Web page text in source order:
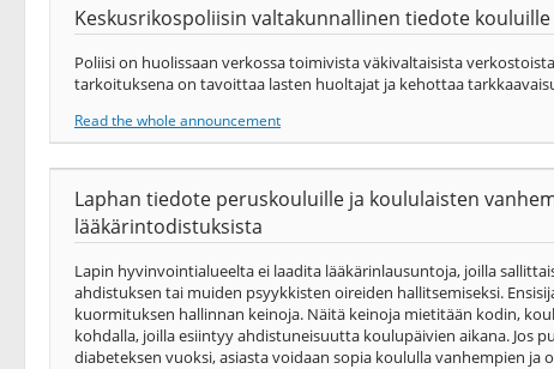
Keskusrikospoliisin valtakunnallinen tiedote
Poliisi on huolissaan verkossa toimivista väkivaltaisista
tarkoituksena on tavoittaa lasten huoltajat ja kehottaa
Read the whole announcement
Laphan tiedote peruskouluille ja koululaisten
lääkärintodistuksista
Lapin hyvinvointialueelta ei laadita lääkärinlausuntoja, joilla
ahdistuksen tai muiden psyykkisten oireiden hallitsemiseksi.
kuormituksen hallinnan keinoja. Näitä keinoja mietitään kodin,
kohdalla, joilla esiintyy ahdistuneisuutta koulupäivien aikana. Jos
diabeteksen vuoksi, asiasta voidaan sopia koululla vanhempien ja